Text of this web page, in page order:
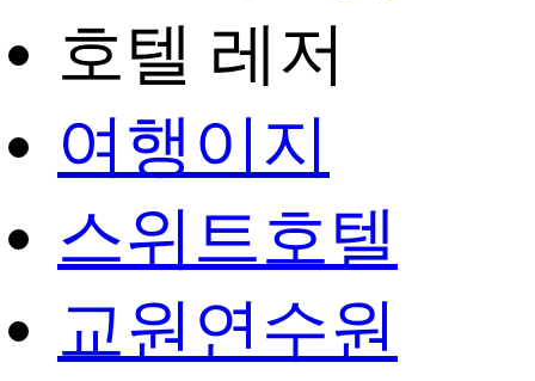
호텔 레저
여행이지
스위트호텔
교원연수원